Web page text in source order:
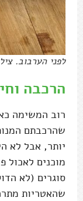
לפני הערבוב.
הרכבה
רוב המשימה
יותר, אבל לא
מוכנים לאכול
שהאטריות